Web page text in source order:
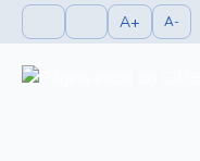
A+ A-